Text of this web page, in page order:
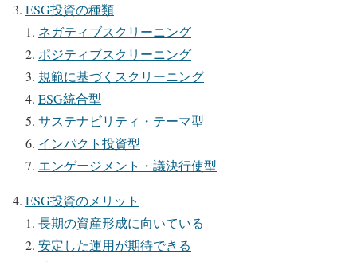
ESG投資の種類
ネガティブスクリーニング
ポジティブスクリーニング
規範に基づくスクリーニング
ESG統合型
サステナビリティ・テーマ型
インパクト投資型
エンゲージメント・議決行使型
ESG投資のメリット
長期の資産形成に向いている
安定した運用が期待できる